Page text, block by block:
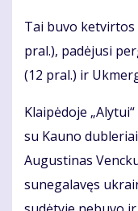
Tai buvo ketvirtos
pral.), padėjusi
(12 pral.) ir
Klaipėdoje
su Kauno
Augustinas
sunegalavęs